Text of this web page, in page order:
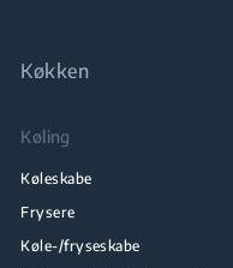
Køkken
Køling
Køleskabe
Frysere
Køle-/fryseskabe